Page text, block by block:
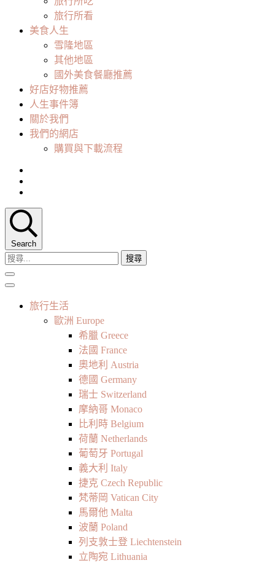
旅行所看
美食人生
雪隆地區
其他地區
國外美食餐廳推薦
好店好物推薦
人生事件簿
關於我們
我們的網店
購買與下載流程
Search
搜
尋
關
旅行生活
歐洲 Europe
希臘 Greece
法國 France
奧地利 Austria
德國 Germany
瑞士 Switzerland
摩納哥 Monaco
比利時 Belgium
荷蘭 Netherlands
葡萄牙 Portugal
義大利 Italy
捷克 Czech Republic
梵蒂岡 Vatican City
馬爾他 Malta
波蘭 Poland
列支敦士登 Liechtenstein
立陶宛 Lithuania